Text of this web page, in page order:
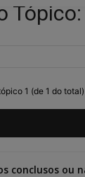
1 (de 1 do total)
conclusos ou